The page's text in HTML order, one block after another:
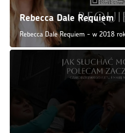
Rebecca Dale Requiem
Rebecca Dale Requiem - w 2018